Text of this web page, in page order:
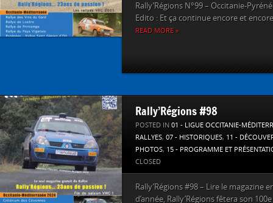
Rally’Régions N°99 – Occitanie-
Edito : Et ça continue encore et
READ MORE »
Rally’Régions #98
POSTED IN 01 - LIGUE OCCITANIE-
RALLYES, 07 - HISTORIQUES, 11 -
PHOTOS, 15 - PROGRAMME ET
CLOSED
Rally’Régions #98 – Lire le magazine
d’année, Rally’Régions fêtera son